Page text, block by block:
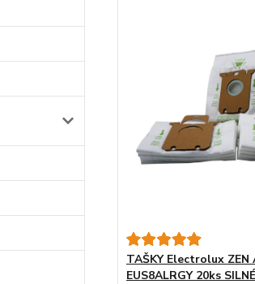
TAŠKY Electrolux
EUS8ALRGY 20ks SILNÉ